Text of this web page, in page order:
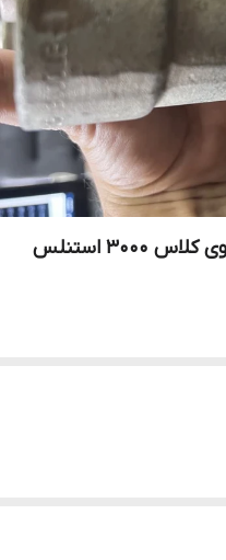
سه راه "1 * "4 /1 1 تبدیلی فشارقوی کلاس 3000 استنلس